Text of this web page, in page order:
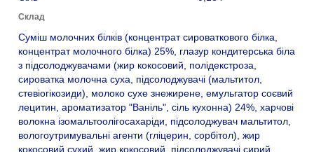
Склад
Суміш молочних білків (концентрат сироваткового білка,
концентрат молочного білка) 25%, глазур кондитерська біла
з підсолоджувачами (жир кокосовий, полідекстроза,
сироватка молочна суха, підсолоджувачі (мальтитол,
стевіогікозиди), молоко сухе знежирене, емульгатор соєвий
лецитин, ароматизатор "Ваніль", сіль кухонна) 24%, харчові
волокна ізомальтоолігосахаріди, підсолоджувач мальтитол,
вологоутримувальні агенти (гліцерин, сорбітол), жир
кокосовий сухий, жир кокосовий, підсолоджувачі сирий